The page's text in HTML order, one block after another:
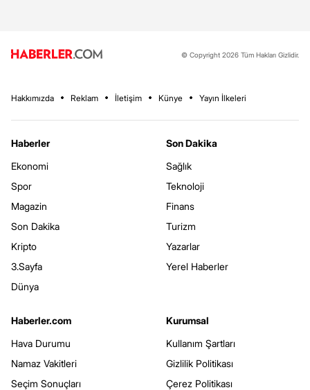
© Copyright 2026 Tüm Hakları Gizlidir.
Hakkımızda Reklam İletişim Künye Yayın İlkeleri
Haberler
Ekonomi
Spor
Magazin
Son Dakika
Kripto
3.Sayfa
Dünya
Son Dakika
Sağlık
Teknoloji
Finans
Turizm
Yazarlar
Yerel Haberler
Haberler.com
Hava Durumu
Namaz Vakitleri
Seçim Sonuçları
Kurumsal
Kullanım Şartları
Gizlilik Politikası
Çerez Politikası